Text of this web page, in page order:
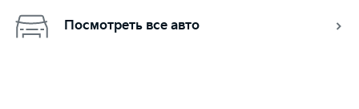
Посмотреть все авто